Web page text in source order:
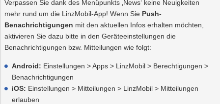
Verpassen Sie dank des Menüpunkts ‚News‘ keine Neuigkeiten
mehr rund um die LinzMobil-App! Wenn Sie Push-
Benachrichtigungen mit den aktuellen Infos erhalten möchten,
aktivieren Sie dazu bitte in den Geräteeinstellungen die
Benachrichtigungen bzw. Mitteilungen wie folgt:
Android: Einstellungen > Apps > LinzMobil > Berechtigungen >
Benachrichtigungen
iOS: Einstellungen > Mitteilungen > LinzMobil > Mitteilungen
erlauben